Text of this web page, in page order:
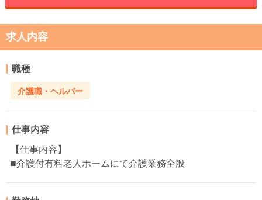
求人内容
職種
介護職・ヘルパー
仕事内容
【仕事内容】
■介護付有料老人ホームにて介護業務全般